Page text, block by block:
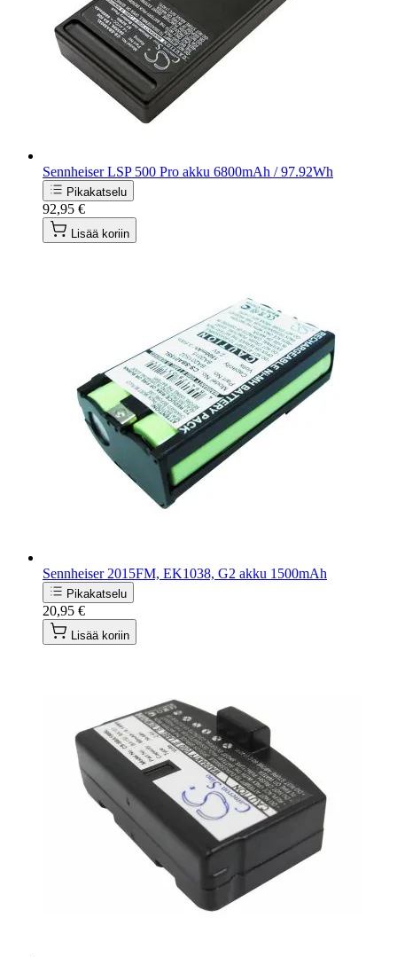
Sennheiser LSP 500 Pro akku 6800mAh / 97.92Wh
Pikakatselu
92,95 €
Lisää koriin
Sennheiser 2015FM, EK1038, G2 akku 1500mAh
Pikakatselu
20,95 €
Lisää koriin